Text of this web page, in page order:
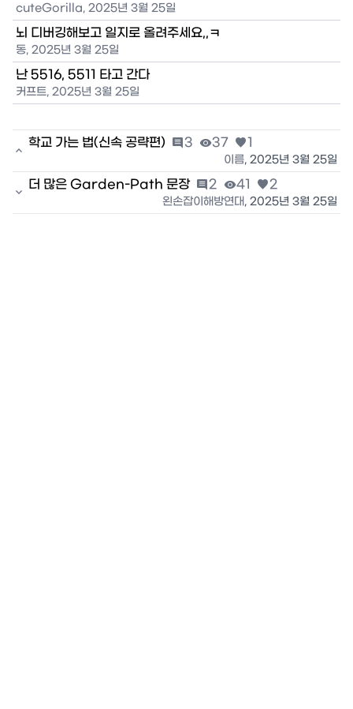
cuteGorilla, 2025년 3월 25일
뇌 디버깅해보고 일지로 올려주세요,,ㅋ
동, 2025년 3월 25일
난 5516, 5511 타고 간다
커프트, 2025년 3월 25일

학교 가는 법(신속 공략편) 3 37 1
이름, 2025년 3월 25일

더 많은 Garden-Path 문장 2 41 2
왼손잡이해방연대, 2025년 3월 25일